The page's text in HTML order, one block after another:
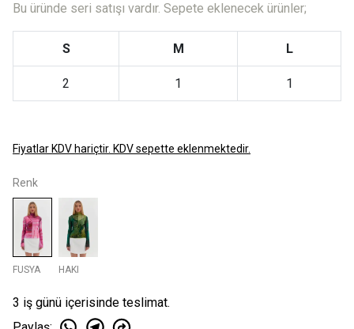
Bu üründe seri satışı vardır. Sepete eklenecek ürünler;
S M L
2 1 1
Fiyatlar KDV hariçtir. KDV sepette eklenmektedir.
Renk
FUSYA HAKI
3 iş günü içerisinde teslimat.